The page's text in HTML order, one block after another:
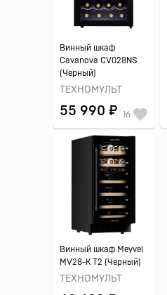
Винный шкаф
Cavanova CV028NS
(Черный)
ТЕХНОМУЛЬТ
55 990 ₽ 16
Винный шкаф Meyvel
MV28-K T2 (Черный)
ТЕХНОМУЛЬТ